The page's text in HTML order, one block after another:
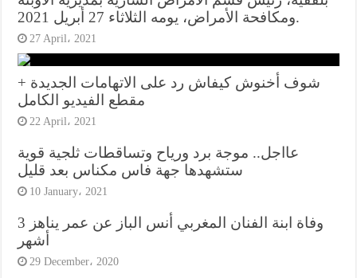
ومكافحة الأمراض، يومه الثلاثاء 27 أبريل 2021.
27 April، 2021
شوف أخنوش كيفاش رد على الاتهامات الجديدة +
مقطع الفيديو الكامل
22 April، 2021
عااجل.. موجة برد ورياح وتساقطات ثلجية قوية
ستشهدها جهة فاس مكناس بعد قليل
10 January، 2021
وفاة ابنة الفنان المغربي أنس الباز عن عمر يناهز 3
أشهر
29 December، 2020